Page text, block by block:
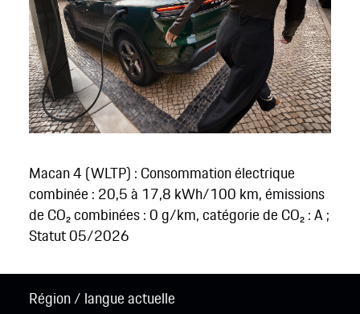
Macan 4 (WLTP) : Consommation électrique
combinée : 20,5 à 17,8 kWh/100 km, émissions
de CO₂ combinées : 0 g/km, catégorie de CO₂ : A ;
Statut 05/2026
Région / langue actuelle